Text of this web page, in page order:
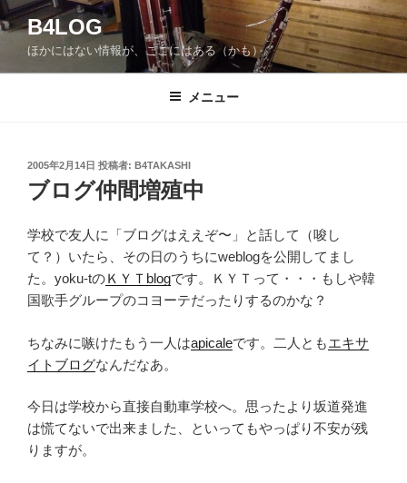
コ
ン
ン
B4LOG
ほかにはない情報が、ここにはある（かも）。
メニュー
投
稿
日:
2005年2月14日 投稿者: B4TAKASHI
ブログ仲間増殖中
学校で友人に「ブログはええぞ〜」と話して（唆し
て？）いたら、その日のうちにweblogを公開してまし
た。yoku-tのＫＹＴblogです。ＫＹＴって・・・もしや韓
国歌手グループのコヨーテだったりするのかな？
ちなみに嗾けたもう一人はapicaleです。二人ともエキサ
イトブログなんだなあ。
今日は学校から直接自動車学校へ。思ったより坂道発進
は慌てないで出来ました、といってもやっぱり不安が残
りますが。